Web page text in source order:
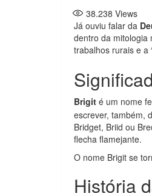
38.238 Views
Já ouviu falar da
dentro da mitologia
trabalhos rurais e a
Brigit é um nome
escrever, também,
Bridget, Briid ou
flecha flamejante.
O nome Brigit se
História